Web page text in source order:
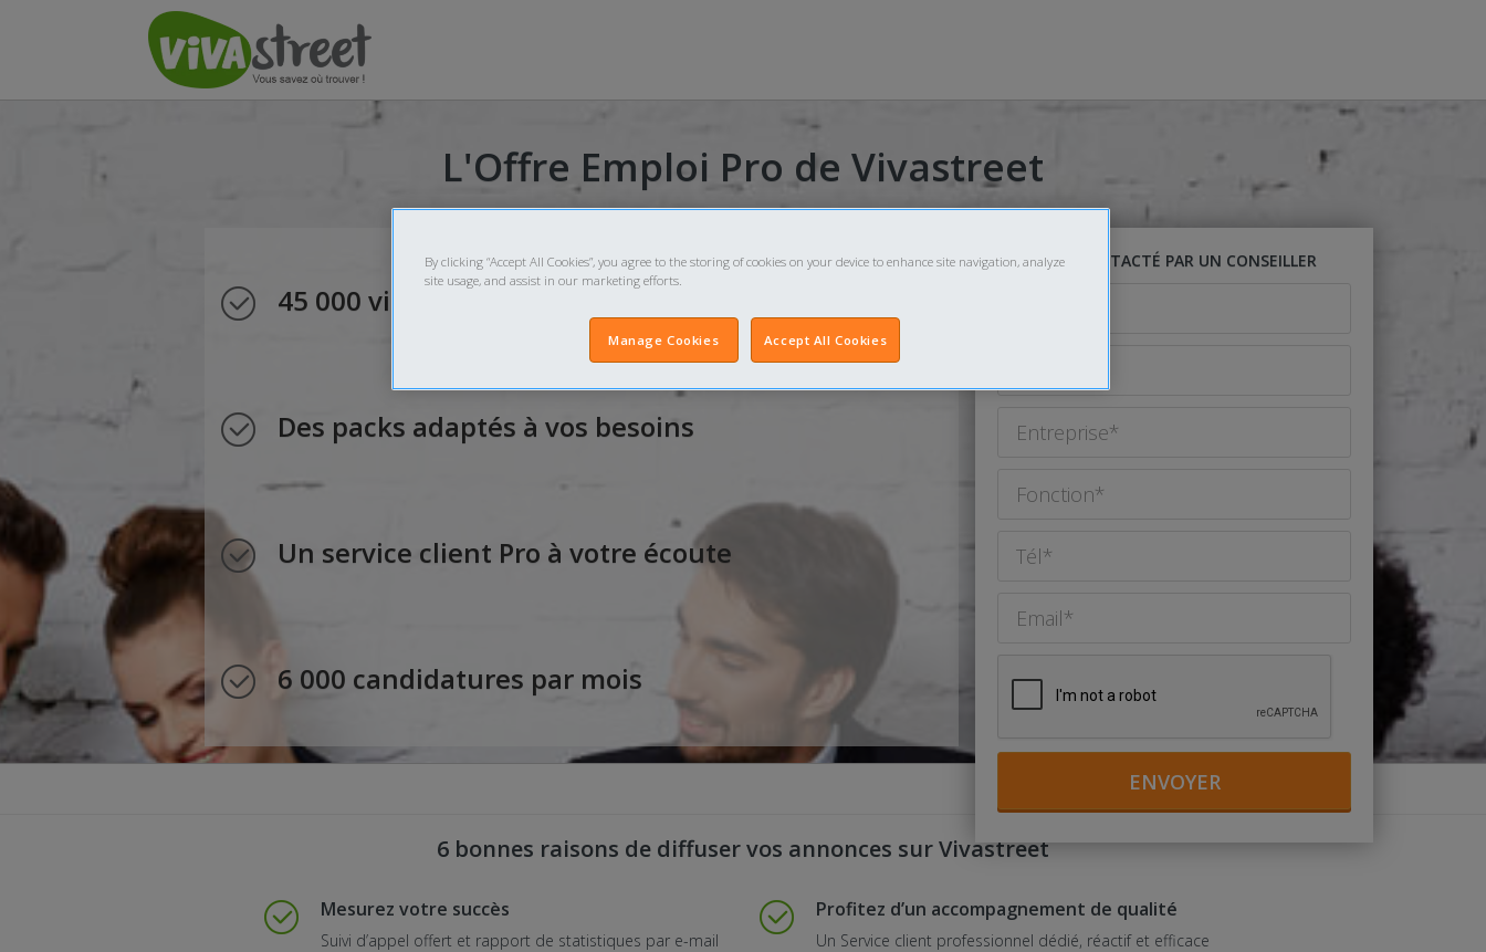
L'Offre Emploi Pro de Vivastreet
45 000 visites par mois
Des packs adaptés à vos besoins
Un service client Pro à votre écoute
6 000 candidatures par mois
ÊTRE CONTACTÉ PAR UN CONSEILLER
6 bonnes raisons de diffuser vos annonces sur Vivastreet
Mesurez votre succès
Suivi d’appel offert et rapport de statistiques par e-mail
Profitez d’un accompagnement de qualité
Un Service client professionnel dédié, réactif et efficace
By clicking “Accept All Cookies”, you agree to the storing of cookies on your device to enhance site navigation, analyze
site usage, and assist in our marketing efforts.
Accept All Cookies
Manage Cookies